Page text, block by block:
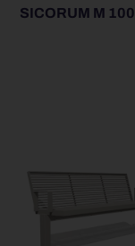
SICORUM M 100